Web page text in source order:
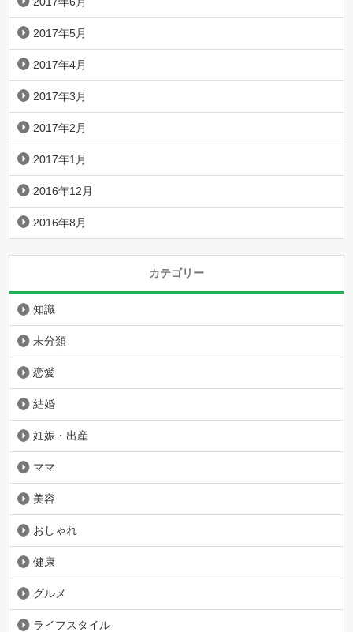
2017年5月
2017年4月
2017年3月
2017年2月
2017年1月
2016年12月
2016年8月
カテゴリー
知識
未分類
恋愛
結婚
妊娠・出産
ママ
美容
おしゃれ
健康
グルメ
ライフスタイル